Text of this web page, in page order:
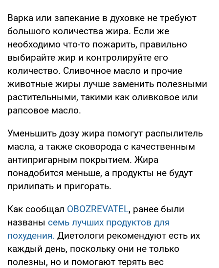
Варка или запекание в духовке не требуют
большого количества жира. Если же
необходимо что-то пожарить, правильно
выбирайте жир и контролируйте его
количество. Сливочное масло и прочие
животные жиры лучше заменить полезными
растительными, такими как оливковое или
рапсовое масло.
Уменьшить дозу жира помогут распылитель
масла, а также сковорода с качественным
антипригарным покрытием. Жира
понадобится меньше, а продукты не будут
прилипать и пригорать.
Как сообщал OBOZREVATEL, ранее были
названы семь лучших продуктов для
похудения. Диетологи рекомендуют есть их
каждый день, поскольку они не только
полезны, но и помогают терять вес